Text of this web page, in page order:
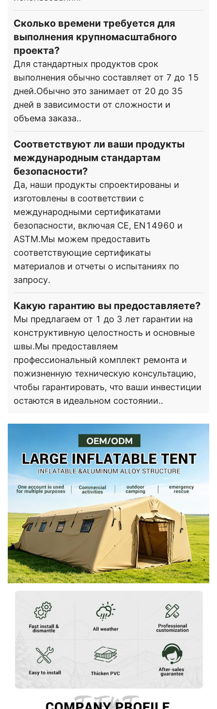
Сколько времени требуется для
выполнения крупномасштабного
проекта?
Для стандартных продуктов срок
выполнения обычно составляет от 7 до 15
дней.Обычно это занимает от 20 до 35
дней в зависимости от сложности и
объема заказа..
Соответствуют ли ваши продукты
международным стандартам
безопасности?
Да, наши продукты спроектированы и
изготовлены в соответствии с
международными сертификатами
безопасности, включая CE, EN14960 и
ASTM.Мы можем предоставить
соответствующие сертификаты
материалов и отчеты о испытаниях по
запросу.
Какую гарантию вы предоставляете?
Мы предлагаем от 1 до 3 лет гарантии на
конструктивную целостность и основные
швы.Мы предоставляем
профессиональный комплект ремонта и
пожизненную техническую консультацию,
чтобы гарантировать, что ваши инвестиции
остаются в идеальном состоянии..